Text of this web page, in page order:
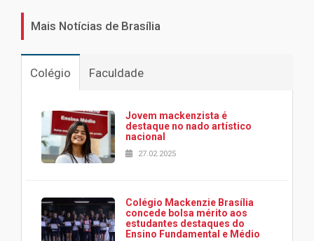
Mais Notícias de Brasília
Colégio Faculdade
Jovem mackenzista é
destaque no nado artístico
nacional
27.02.2025
Colégio Mackenzie Brasília
concede bolsa mérito aos
estudantes destaques do
Ensino Fundamental e Médio